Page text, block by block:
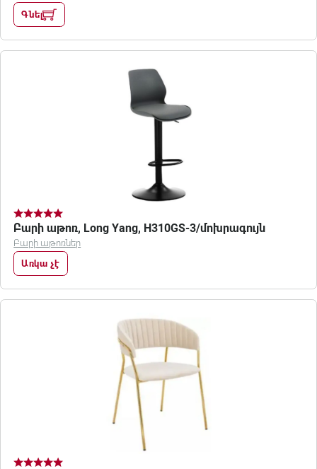
Գնել
Բարի աթոռ, Long Yang, H310GS-3/մոխրագույն
Բարի աթոռներ
Առկա չէ